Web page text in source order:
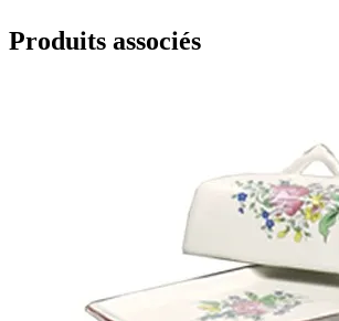
Produits associés